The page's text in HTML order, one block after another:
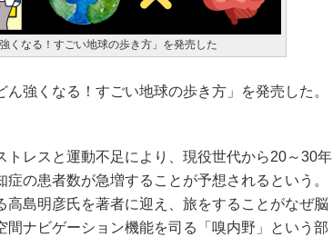
くなる！すごい地球の歩き方」を発売した
強くなる！すごい地球の歩き方」を発売した。
レスと運動不足により、現役世代から20～30年
の患者数が急増することが予想されるという。
高島明彦氏を著者に迎え、旅をすることがなぜ脳
間ナビゲーション機能を司る「嗅内野」という部